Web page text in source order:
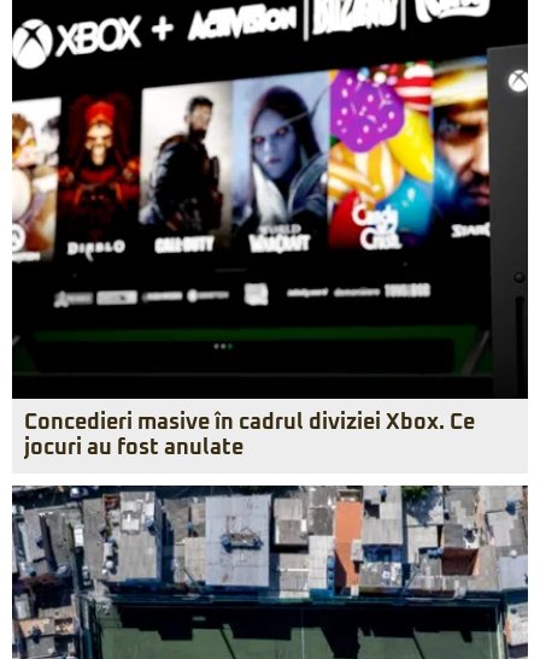
Concedieri masive în cadrul diviziei Xbox. Ce
jocuri au fost anulate